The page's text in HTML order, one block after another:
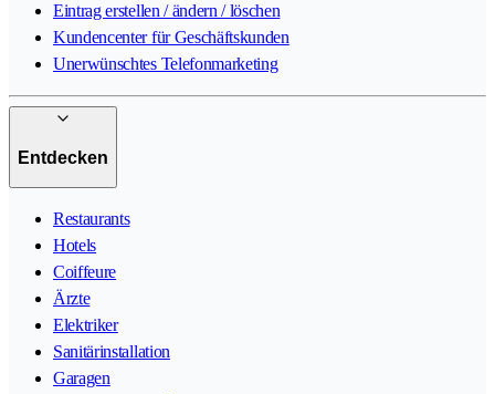
Eintrag erstellen / ändern / löschen
Kundencenter für Geschäftskunden
Unerwünschtes Telefonmarketing
Entdecken
Restaurants
Hotels
Coiffeure
Ärzte
Elektriker
Sanitärinstallation
Garagen